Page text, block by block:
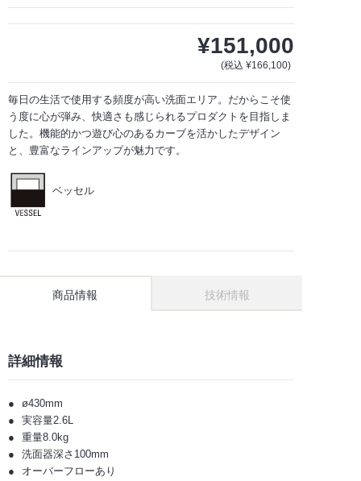
¥151,000
(税込 ¥166,100)
毎日の生活で使用する頻度が高い洗面エリア。だからこそ使
う度に心が弾み、快適さも感じられるプロダクトを目指しま
した。機能的かつ遊び心のあるカーブを活かしたデザイン
と、豊富なラインアップが魅力です。
ベッセル
商品情報 技術情報
詳細情報
ø430mm
実容量2.6L
重量8.0kg
洗面器深さ100mm
オーバーフローあり